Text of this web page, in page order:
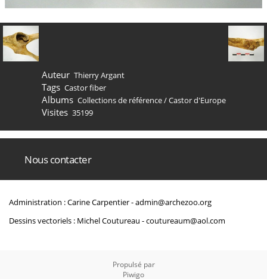
Auteur Thierry Argant
Tags Castor fiber
Albums Collections de référence/Castor d'Europe
Visites 35199
Nous contacter
Administration : Carine Carpentier -admin@archezoo.org
Dessins vectoriels : Michel Coutureau -coutureaum@aol.com
Propulsé par
Piwigo